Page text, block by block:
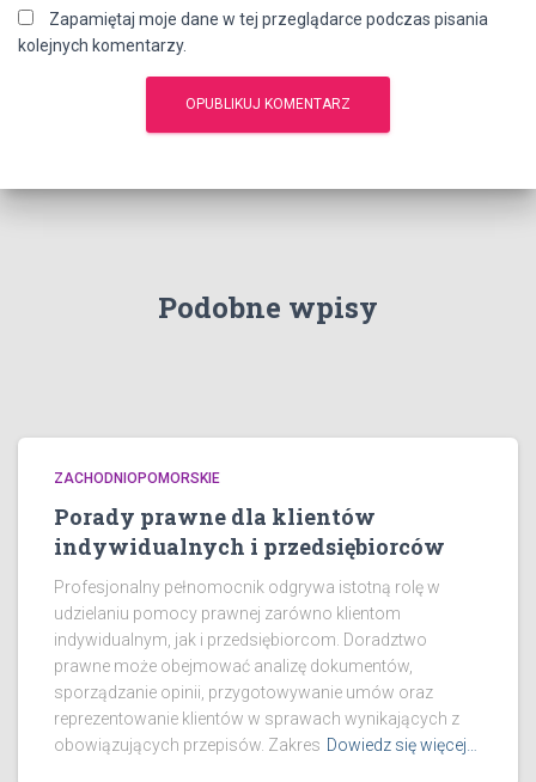
Zapamiętaj moje dane w tej przeglądarce podczas pisania
kolejnych komentarzy.
Podobne wpisy
ZACHODNIOPOMORSKIE
Porady prawne dla klientów
indywidualnych i przedsiębiorców
Profesjonalny pełnomocnik odgrywa istotną rolę w
udzielaniu pomocy prawnej zarówno klientom
indywidualnym, jak i przedsiębiorcom. Doradztwo
prawne może obejmować analizę dokumentów,
sporządzanie opinii, przygotowywanie umów oraz
reprezentowanie klientów w sprawach wynikających z
obowiązujących przepisów. Zakres Dowiedz się więcej…